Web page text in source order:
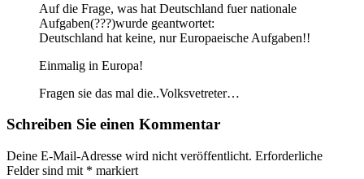
Auf die Frage, was hat Deutschland fuer nationale
Aufgaben(???)wurde geantwortet:
Deutschland hat keine, nur Europaeische Aufgaben!!
Einmalig in Europa!
Fragen sie das mal die..Volksvetreter…
Schreiben Sie einen Kommentar
Deine E-Mail-Adresse wird nicht veröffentlicht. Erforderliche
Felder sind mit * markiert